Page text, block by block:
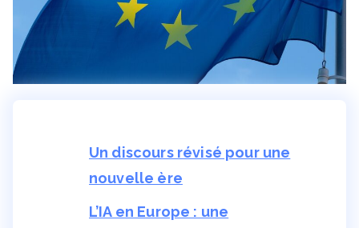
Un discours révisé pour une
nouvelle ère
L’IA en Europe : une